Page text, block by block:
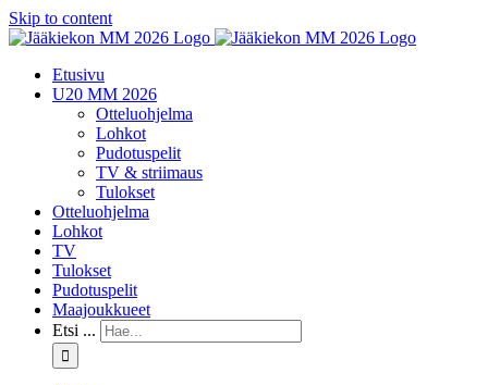
Skip to content
Etusivu
U20 MM 2026
Otteluohjelma
Lohkot
Pudotuspelit
TV & striimaus
Tulokset
Otteluohjelma
Lohkot
TV
Tulokset
Pudotuspelit
Maajoukkueet
Etsi ...